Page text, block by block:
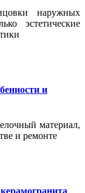
наружных
эстетические
и
материал,
и ремонте